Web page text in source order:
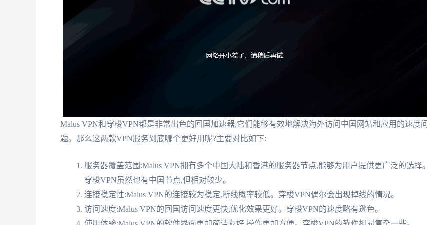
Malus VPN和穿梭VPN都是非常出色的回国加速器,它们能够有效地解决海外访问中国网站和应用的速度问
题。那么这两款VPN服务到底哪个更好用呢?主要对比如下:
服务器覆盖范围:Malus VPN拥有多个中国大陆和香港的服务器节点,能够为用户提供更广泛的选择。
穿梭VPN虽然也有中国节点,但相对较少。
连接稳定性:Malus VPN的连接较为稳定,断线概率较低。穿梭VPN偶尔会出现掉线的情况。
访问速度:Malus VPN的回国访问速度更快,优化效果更好。穿梭VPN的速度略有逊色。